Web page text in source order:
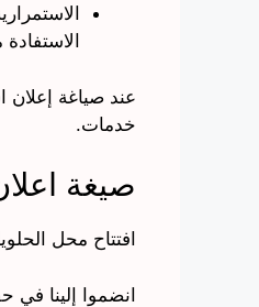
عند صياغة
خدمات.
صيغة
افتتاح محل
انضموا إلينا في